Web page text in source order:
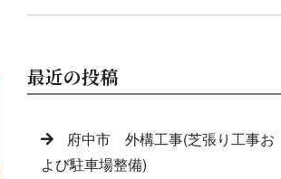
最近の投稿
府中市 外構工事(芝張り工事お
よび駐車場整備)